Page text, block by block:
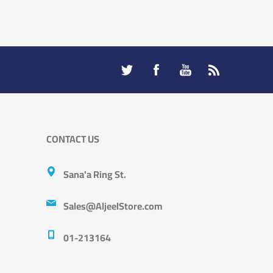
CONTACT US
Sana'a Ring St.
Sales@AljeelStore.com
01-213164